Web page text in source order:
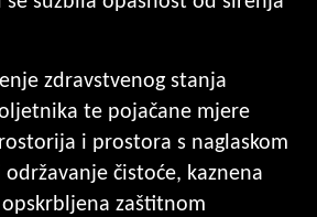
zdravstvenog stanja
te pojačane mjere
i prostora s naglaskom
čistoće, kaznena
zaštitnom